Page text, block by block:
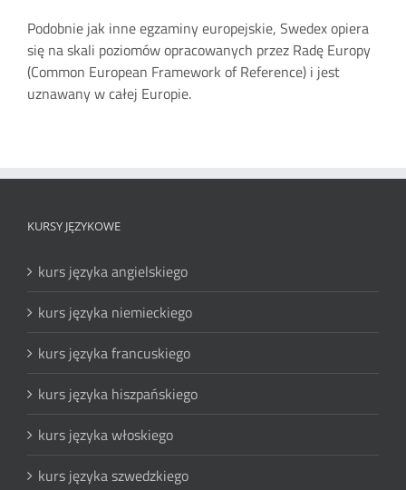
Podobnie jak inne egzaminy europejskie, Swedex opiera
się na skali poziomów opracowanych przez Radę Europy
(Common European Framework of Reference) i jest
uznawany w całej Europie.
KURSY JĘZYKOWE
kurs języka angielskiego
kurs języka niemieckiego
kurs języka francuskiego
kurs języka hiszpańskiego
kurs języka włoskiego
kurs języka szwedzkiego